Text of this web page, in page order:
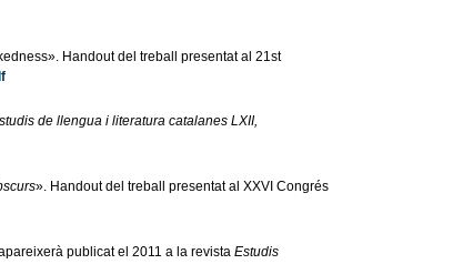
Handout del treball presentat al 21st
de llengua i literatura catalanes LXII,
». Handout del treball presentat al XXVI Congrés
publicat el 2011 a la revista Estudis